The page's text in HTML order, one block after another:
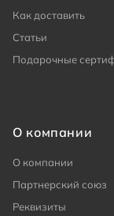
Как доставить
Статьи
Подарочные
О компании
О компании
Партнерский союз
Реквизиты